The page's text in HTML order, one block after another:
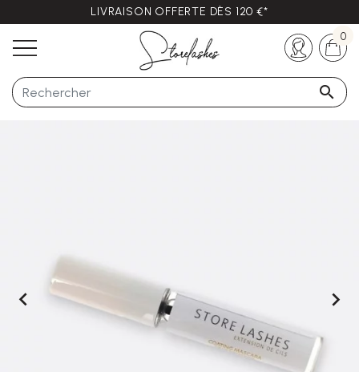
LIVRAISON OFFERTE DÈS 120 €*
Des questions ?
+33 (0)5 57 21 62 94

0
 